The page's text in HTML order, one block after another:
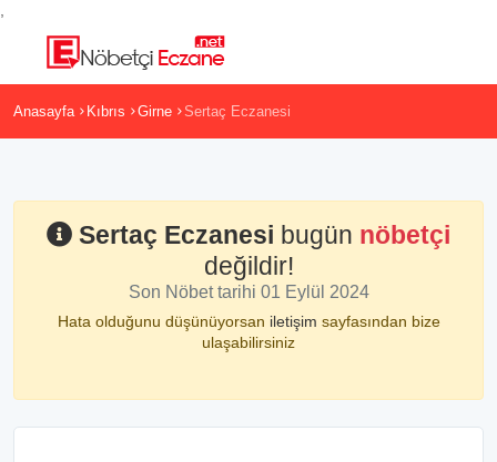
Anasayfa Kıbrıs Girne Sertaç Eczanesi
Sertaç Eczanesi bugün nöbetçi
değildir!
Son Nöbet tarihi 01 Eylül 2024
Hata olduğunu düşünüyorsan iletişim sayfasından bize
ulaşabilirsiniz